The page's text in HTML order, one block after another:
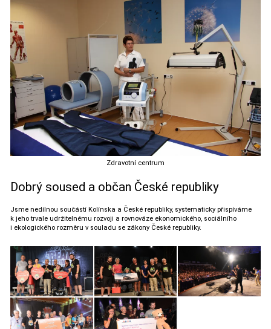
Zdravotní centrum
Dobrý soused a občan České republiky
Jsme nedílnou součástí Kolínska a České republiky, systematicky přispíváme
k jeho trvale udržitelnému rozvoji a rovnováze ekonomického, sociálního
i ekologického rozměru v souladu se zákony České republiky.